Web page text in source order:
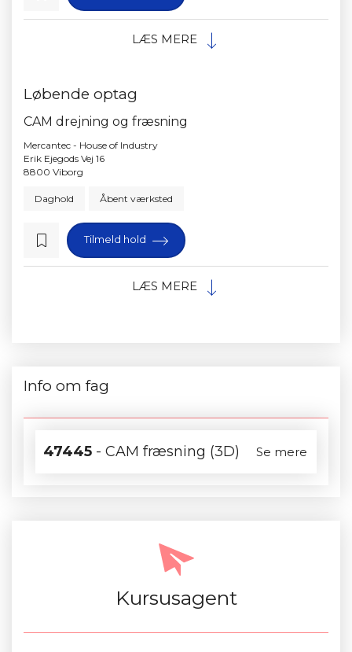
LÆS MERE
Løbende optag
CAM drejning og fræsning
Mercantec - House of Industry
Erik Ejegods Vej 16
8800 Viborg
Daghold Åbent værksted
Tilmeld hold
LÆS MERE
Info om fag
47445 - CAM fræsning (3D) Se mere
Kursusagent